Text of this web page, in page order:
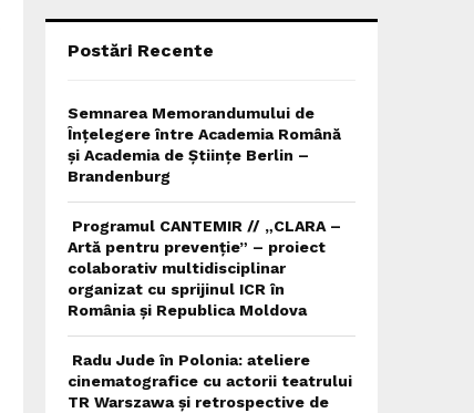
Postări Recente
Semnarea Memorandumului de
Înțelegere între Academia Română
și Academia de Științe Berlin –
Brandenburg
Programul CANTEMIR // „CLARA –
Artă pentru prevenție” – proiect
colaborativ multidisciplinar
organizat cu sprijinul ICR în
România și Republica Moldova
Radu Jude în Polonia: ateliere
cinematografice cu actorii teatrului
TR Warszawa și retrospective de